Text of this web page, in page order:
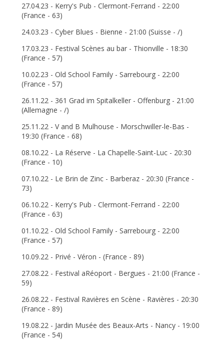
27.04.23 - Kerry's Pub - Clermont-Ferrand - 22:00
(France - 63)
24.03.23 - Cyber Blues - Bienne - 21:00 (Suisse - /)
17.03.23 - Festival Scènes au bar - Thionville - 18:30
(France - 57)
10.02.23 - Old School Family - Sarrebourg - 22:00
(France - 57)
26.11.22 - 361 Grad im Spitalkeller - Offenburg - 21:00
(Allemagne - /)
25.11.22 - V and B Mulhouse - Morschwiller-le-Bas -
19:30 (France - 68)
08.10.22 - La Réserve - La Chapelle-Saint-Luc - 20:30
(France - 10)
07.10.22 - Le Brin de Zinc - Barberaz - 20:30 (France -
73)
06.10.22 - Kerry's Pub - Clermont-Ferrand - 22:00
(France - 63)
01.10.22 - Old School Family - Sarrebourg - 22:00
(France - 57)
10.09.22 - Privé - Véron - (France - 89)
27.08.22 - Festival aRéoport - Bergues - 21:00 (France -
59)
26.08.22 - Festival Ravières en Scène - Ravières - 20:30
(France - 89)
19.08.22 - Jardin Musée des Beaux-Arts - Nancy - 19:00
(France - 54)